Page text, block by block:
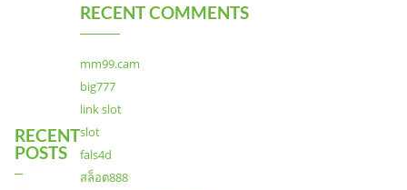
RECENT
POSTS
RECENT COMMENTS
mm99.cam
big777
link slot
slot
fals4d
สล็อต888